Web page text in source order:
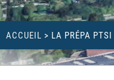
ACCUEIL > LA PRÉPA PTSI